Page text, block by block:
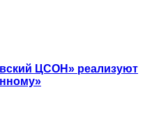
ЦСОН» реализуют